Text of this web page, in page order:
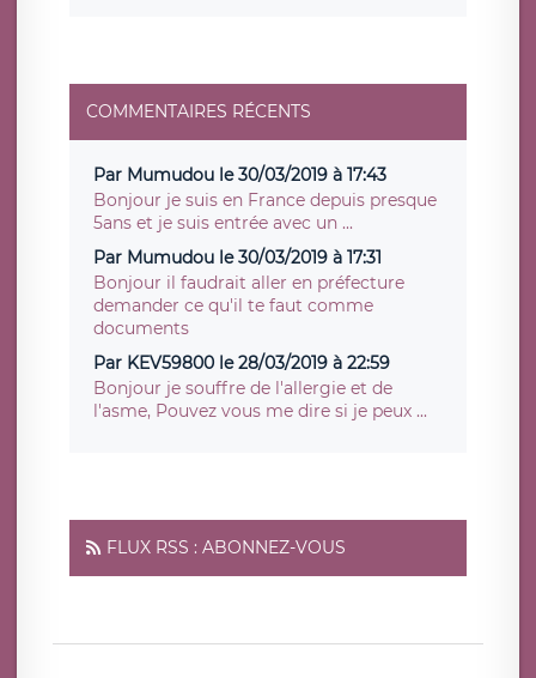
COMMENTAIRES RÉCENTS
Par Mumudou le 30/03/2019 à 17:43
Bonjour je suis en France depuis presque
5ans et je suis entrée avec un ...
Par Mumudou le 30/03/2019 à 17:31
Bonjour il faudrait aller en préfecture
demander ce qu'il te faut comme
documents
Par KEV59800 le 28/03/2019 à 22:59
Bonjour je souffre de l'allergie et de
l'asme, Pouvez vous me dire si je peux ...
FLUX RSS : ABONNEZ-VOUS